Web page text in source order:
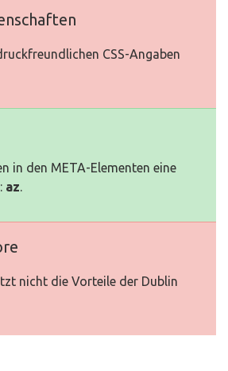
CSS-Angaben
in den META-Elementen eine
az.
nicht die Vorteile der Dublin